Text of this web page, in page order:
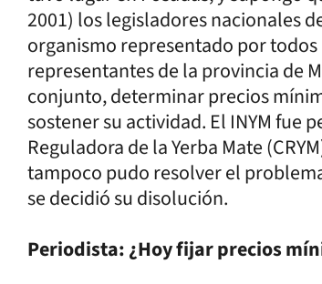
2001) los legisladores nacionales
organismo representado por
representantes de la provincia de
conjunto, determinar precios
sostener su actividad. El INYM fue
Reguladora de la Yerba Mate
tampoco pudo resolver el
se decidió su disolución.
Periodista: ¿Hoy fijar precios